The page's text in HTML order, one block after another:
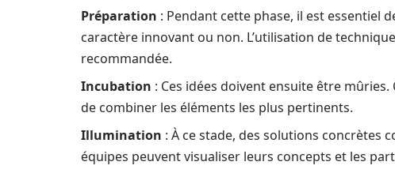
Préparation : Pendant cette phase, il est essentiel
caractère innovant ou non. L’utilisation de
recommandée.
Incubation : Ces idées doivent ensuite être
de combiner les éléments les plus pertinents.
Illumination : À ce stade, des solutions concrètes
équipes peuvent visualiser leurs concepts et les